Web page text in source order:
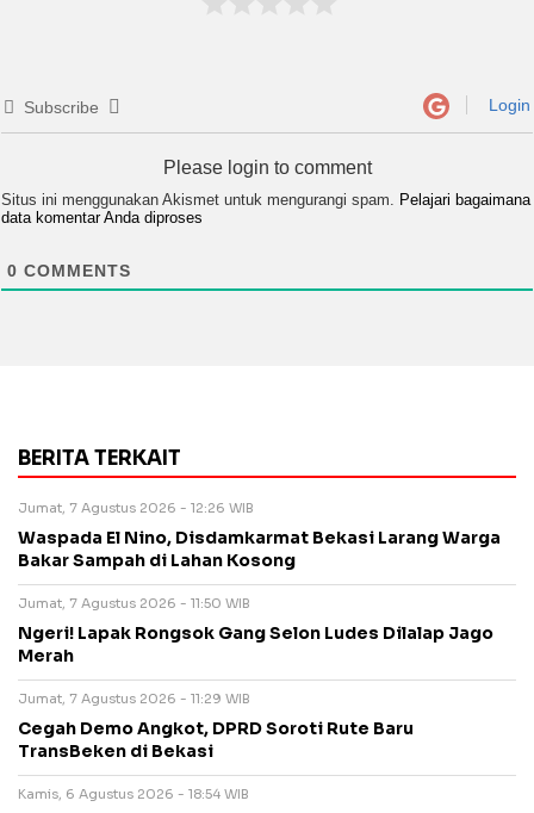
Subscribe Login
Please login to comment
Situs ini menggunakan Akismet untuk mengurangi spam. Pelajari bagaimana
data komentar Anda diproses
0 COMMENTS
BERITA TERKAIT
Jumat, 7 Agustus 2026 - 12:26 WIB
Waspada El Nino, Disdamkarmat Bekasi Larang Warga
Bakar Sampah di Lahan Kosong
Jumat, 7 Agustus 2026 - 11:50 WIB
Ngeri! Lapak Rongsok Gang Selon Ludes Dilalap Jago
Merah
Jumat, 7 Agustus 2026 - 11:29 WIB
Cegah Demo Angkot, DPRD Soroti Rute Baru
TransBeken di Bekasi
Kamis, 6 Agustus 2026 - 18:54 WIB